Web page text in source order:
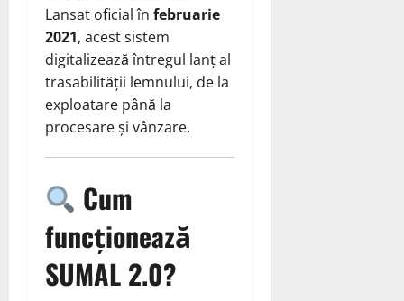
Lansat oficial în februarie
2021, acest sistem
digitalizează întregul lanț al
trasabilității lemnului, de la
exploatare până la
procesare și vânzare.
Cum
funcționează
SUMAL 2.0?